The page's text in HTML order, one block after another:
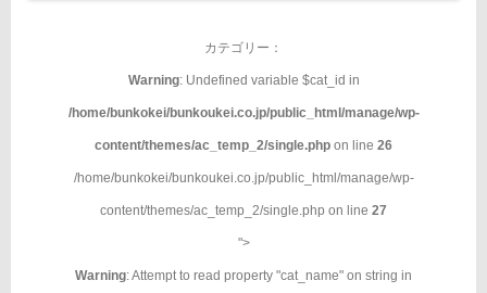
カテゴリー：
Warning: Undefined variable $cat_id in
/home/bunkokei/bunkoukei.co.jp/public_html/manage/wp-
content/themes/ac_temp_2/single.php on line 26
/home/bunkokei/bunkoukei.co.jp/public_html/manage/wp-
content/themes/ac_temp_2/single.php on line 27
">
Warning: Attempt to read property "cat_name" on string in